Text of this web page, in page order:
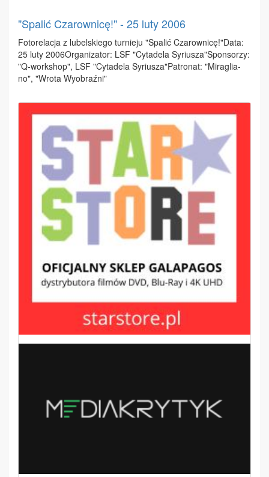
"Spalić Czarownicę!" - 25 luty 2006
Fo­to­re­la­cja z lu­bel­skie­go tur­nie­ju "Spa­lić Cza­row­ni­cę!"Da­ta:
25 lu­ty 2006Or­ga­ni­za­tor: LSF "Cy­ta­de­la Sy­riu­sza"Spon­so­rzy:
"Q-work­shop", LSF "Cy­ta­de­la Sy­riu­sza"Pa­tro­nat: "Mi­ra­glia­
no", "Wro­ta Wy­obraź­ni"